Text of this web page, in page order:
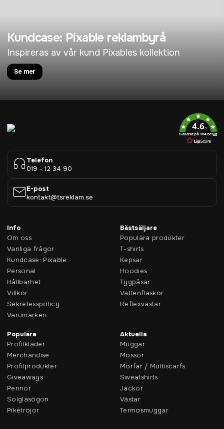
Kundcase: Pixable reklambyrå
Inspireras av vår kund Pixables kollektion
Se mer
4.6/5
Baserat på 954 betyg
Telefon
019 - 12 34 90
E-post
kontakt@tsreklam.se
Info
Om oss
Vanliga frågor
Kundcase: Pixable
Personal
Hållbarhet
Villkor
Sekretesspolicy
Varumärken
Bästsäljare
Populära produkter
T-shirts
Kepsar
Hoodies
Tygpåsar
Vattenflaskor
Reflexvästar
Populära
Profilkläder
Merchandise
Profilprodukter
Giveaways
Pennor
Solglasögon
Pikétröjor
Aktuella
Muggar
Mössor
Morfar / Multiscarfs
Sweatshirts
Jackor
Västar
Termosmuggar